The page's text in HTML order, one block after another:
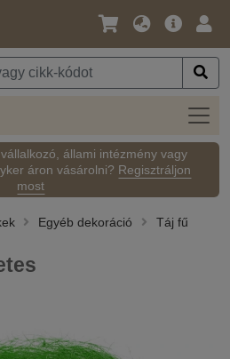
Nyelv
Pénznem
Fő
állami intézmény vagy
áron vásárolni? Regisztráljon
most
Egyéb dekoráció Táj fű